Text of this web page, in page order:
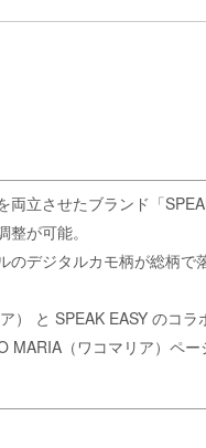
立させたブランド「
が可能。
のデジタルカモ柄が総柄
）
と SPEAK EASY のコラ
MARIA（ワコマリア）ペー